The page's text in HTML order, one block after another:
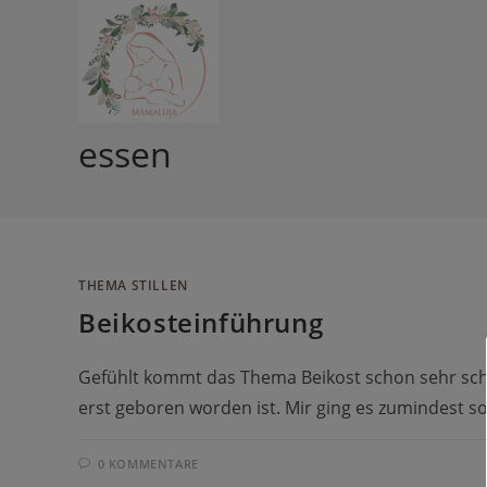
essen
THEMA STILLEN
Beikosteinführung
Gefühlt kommt das Thema Beikost schon sehr
erst geboren worden ist. Mir ging es zumindest
0 KOMMENTARE